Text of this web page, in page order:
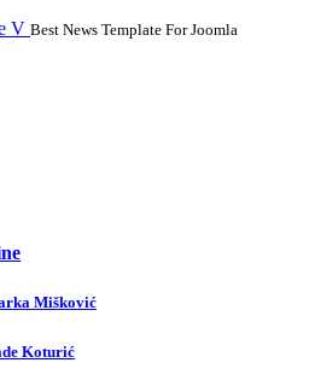
V Best News Template For Joomla
Mišković
Koturić